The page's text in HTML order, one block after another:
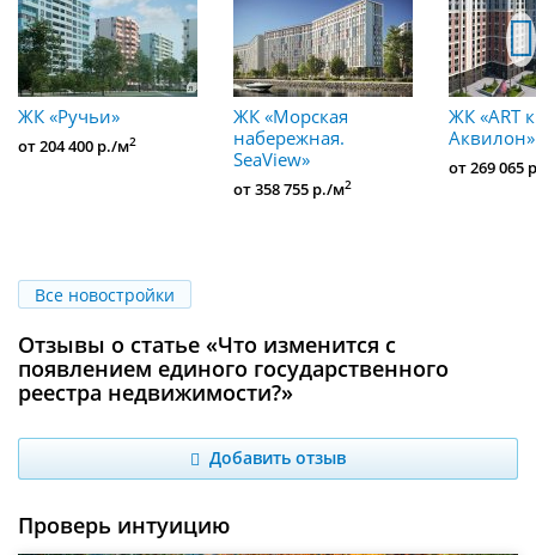
ЖК «Ручьи»
от 204 400 р./м2
ЖК «Морская
набережная.
SeaView»
от 358 755 р./м2
ЖК «ART
Аквилон»
от 269 065
Все новостройки
Отзывы о статье «Что изменится с
появлением единого государственного
реестра недвижимости?»
Добавить отзыв
Проверь интуицию